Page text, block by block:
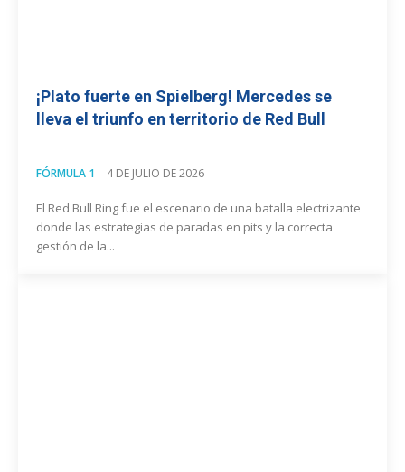
¡Plato fuerte en Spielberg! Mercedes se
lleva el triunfo en territorio de Red Bull
FÓRMULA 1 4 DE JULIO DE 2026
El Red Bull Ring fue el escenario de una batalla electrizante
donde las estrategias de paradas en pits y la correcta
gestión de la...